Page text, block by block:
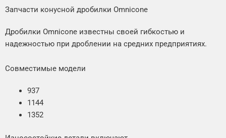
Запчасти конусной дробилки Omnicone
Дробилки Omnicone известны своей гибкостью и
надежностью при дроблении на средних предприятиях.
Совместимые модели
937
1144
1352